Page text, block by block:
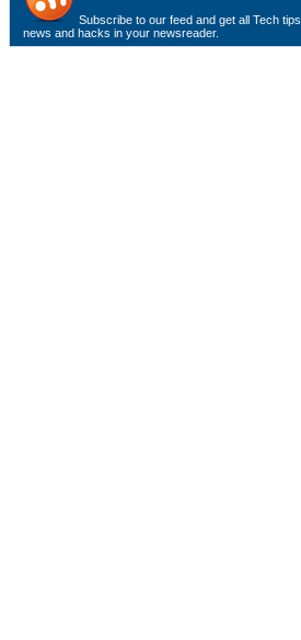
Subscribe to our feed and get all Tech tips,
news and hacks in your newsreader.